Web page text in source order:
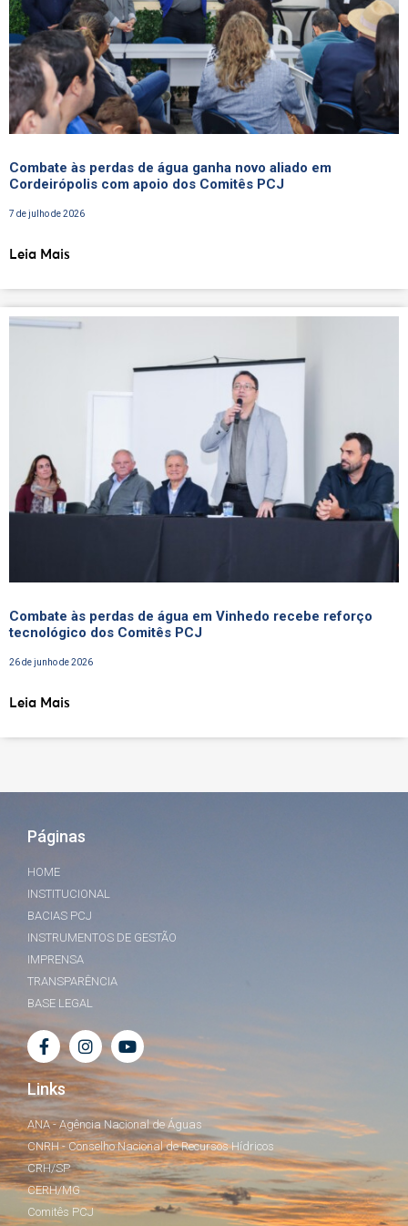
Combate às perdas de água ganha novo aliado em
Cordeirópolis com apoio dos Comitês PCJ
7 de julho de 2026
Leia Mais
Combate às perdas de água em Vinhedo recebe reforço
tecnológico dos Comitês PCJ
26 de junho de 2026
Leia Mais
Páginas
HOME
INSTITUCIONAL
BACIAS PCJ
INSTRUMENTOS DE GESTÃO
IMPRENSA
TRANSPARÊNCIA
BASE LEGAL
Links
ANA - Agência Nacional de Águas
CNRH - Conselho Nacional de Recursos Hídricos
CRH/SP
CERH/MG
Comitês PCJ